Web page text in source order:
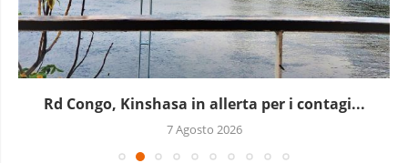
Rd Congo, Kinshasa in allerta per i contagi...
7 Agosto 2026